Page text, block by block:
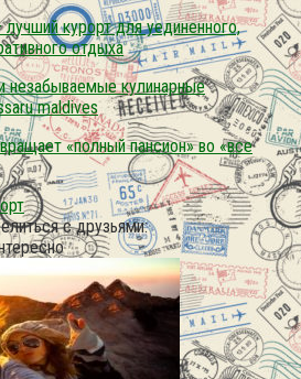
курорт для уединенного,
отдыха
кулинарные
maldives
«полный пансион» во «все
с друзьями: